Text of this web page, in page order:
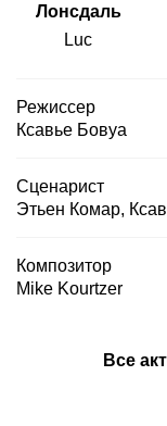
Лонсдаль
Luc
Режиссер
Ксавье Бовуа
Сценарист
Этьен Комар,
Композитор
Mike Kourtzer
Все